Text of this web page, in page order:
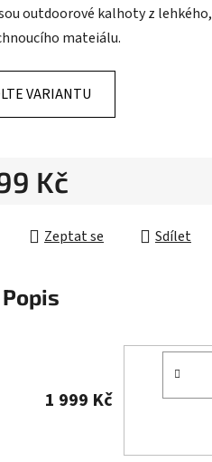
outdoorové kalhoty z lehkého,
mateiálu.
VARIANTU
Kč
Zeptat se Sdílet
Popis
1 999 Kč